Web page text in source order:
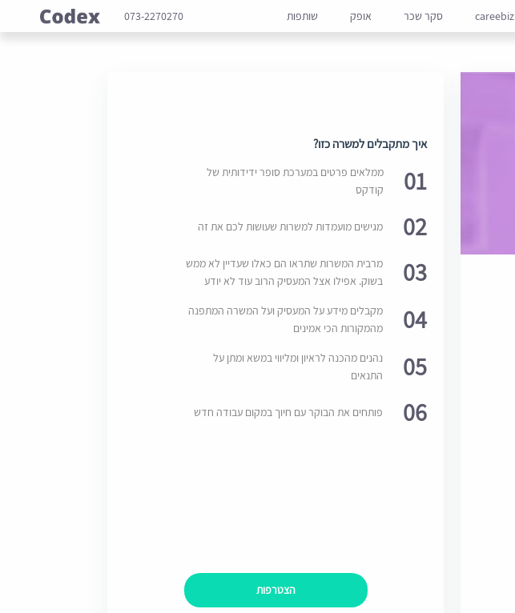
careebiz סקר שכר אופק שותפות 073-2270270
איך מתקבלים למשרה כזו?
01
ממלאים פרטים במערכת סופר ידידותית של
קודקס
02 מגישים מועמדות למשרות שעושות לכם את זה
03
מרבית המשרות שתראו הם כאלו שעדיין לא ממש
בשוק. אפילו אצל המעסיק הרוב עוד לא יודע
04
מקבלים מידע על המעסיק ועל המשרה המתפנה
מהמקורות הכי אמינים
05
נהנים מהכנה לראיון ומליווי במשא ומתן על
התנאים
06 פותחים את הבוקר עם חיוך במקום עבודה חדש
הצטרפות